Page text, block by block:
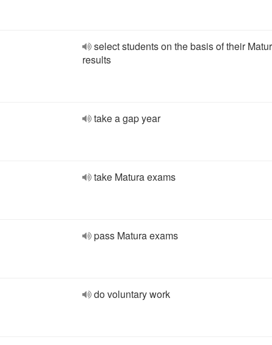
select students on the basis of their
results
take a gap year
take Matura exams
pass Matura exams
do voluntary work